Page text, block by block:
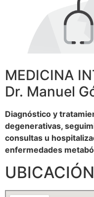
MEDICINA
Dr. Manuel
Diagnóstico y
degenerativas,
consultas u
enfermedades